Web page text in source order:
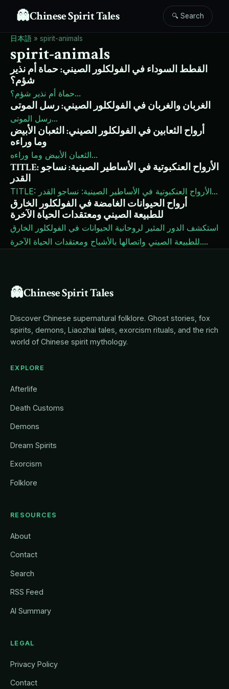
👻Chinese Spirit Tales 🔍 Search
日本語 » spirit-animals
spirit-animals
القطط السوداء في الفولكلور الصيني: حماة أم نذير
شؤم؟
حماة أم نذير شؤم؟...
الغربان والغربان في الفولكلور الصيني: رسل الموتى
رسل الموتى...
أرواح الثعابين في الفولكلور الصيني: الثعبان الأبيض
وما وراءه
الثعبان الأبيض وما وراءه...
TITLE: الأرواح العنكبوتية في الأساطير الصينية: نساجو
القدر
TITLE: الأرواح العنكبوتية في الأساطير الصينية: نساجو القدر...
أرواح الحيوانات الغامضة في الفولكلور الخارق
للطبيعة الصيني ومعتقدات الحياة الآخرة
استكشف الدور المثير لروحانية الحيوانات في الفولكلور الخارق
للطبيعة الصيني واتصالها بالأشباح ومعتقدات الحياة الآخرة....
👻Chinese Spirit Tales
Discover Chinese supernatural folklore. Ghost stories, fox
spirits, demons, Liaozhai tales, exorcism rituals, and the rich
world of Chinese spirit mythology.
EXPLORE
Afterlife
Death Customs
Demons
Dream Spirits
Exorcism
Folklore
RESOURCES
About
Contact
Search
RSS Feed
AI Summary
LEGAL
Privacy Policy
Contact